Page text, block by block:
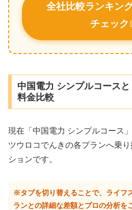
全社比較ランキン
チェック
中国電力 シンプルコース
料金比較
現在「中国電力 シンプルコース
ツウロコでんきの各プランへ乗
ションです。
※タブを切り替えることで、ライフ
ランとの詳細な差額とプロの分析を